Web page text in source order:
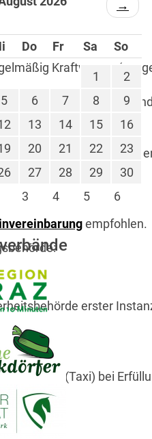
Kraftwagen
körperlich
mindestens sechs
empfohlen.
erster
mitPkw (Taxi) bei
aus.
→
Do Fr Sa So
1
2
5 6 7 8
9
13 14 15
16
20 21 22
23
27 28 29
30
3 4 5 6